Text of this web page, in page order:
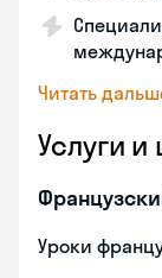
Читать
Услуги и
Уроки